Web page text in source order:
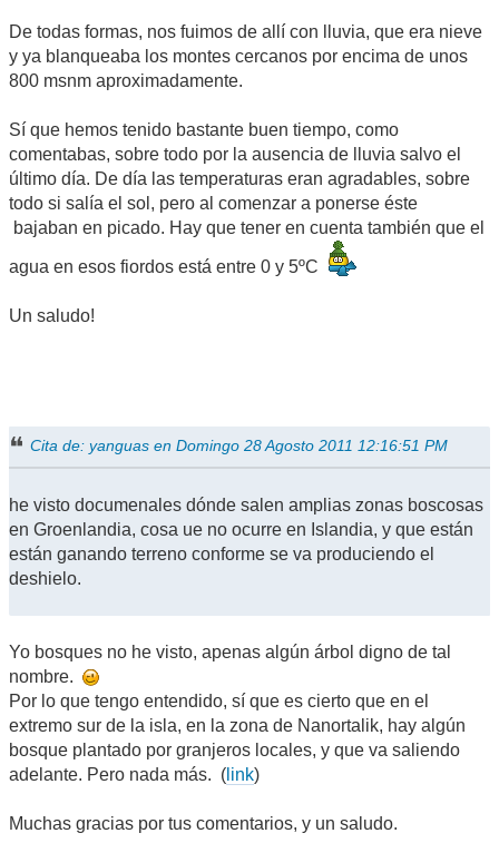
De todas formas, nos fuimos de allí con lluvia, que era nieve
y ya blanqueaba los montes cercanos por encima de unos
800 msnm aproximadamente.
Sí que hemos tenido bastante buen tiempo, como
comentabas, sobre todo por la ausencia de lluvia salvo el
último día. De día las temperaturas eran agradables, sobre
todo si salía el sol, pero al comenzar a ponerse éste
bajaban en picado. Hay que tener en cuenta también que el
agua en esos fiordos está entre 0 y 5ºC
Un saludo!
Cita de: yanguas en Domingo 28 Agosto 2011 12:16:51 PM
he visto documenales dónde salen amplias zonas boscosas
en Groenlandia, cosa ue no ocurre en Islandia, y que están
están ganando terreno conforme se va produciendo el
deshielo.
Yo bosques no he visto, apenas algún árbol digno de tal
nombre.
Por lo que tengo entendido, sí que es cierto que en el
extremo sur de la isla, en la zona de Nanortalik, hay algún
bosque plantado por granjeros locales, y que va saliendo
adelante. Pero nada más. ( link)
Muchas gracias por tus comentarios, y un saludo.